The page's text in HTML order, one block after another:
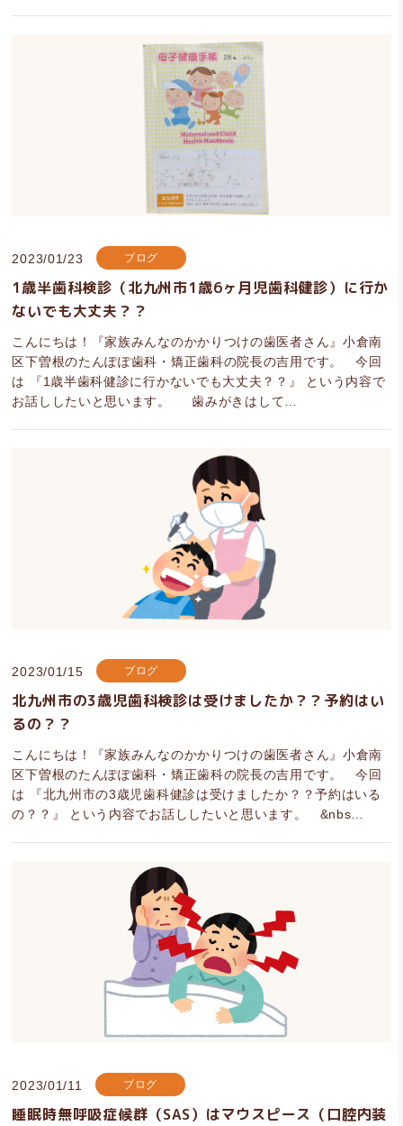
2023/01/23 ブログ
1歳半歯科検診（北九州市1歳6ヶ月児歯科健診）に行か
ないでも大丈夫？？
こんにちは！『家族みんなのかかりつけの歯医者さん』小倉南
区下曽根のたんぽぽ歯科・矯正歯科の院長の吉用です。 今回
は 『1歳半歯科健診に行かないでも大丈夫？？』 という内容で
お話ししたいと思います。 歯みがきはして…
2023/01/15 ブログ
北九州市の3歳児歯科検診は受けましたか？？予約はい
るの？？
こんにちは！『家族みんなのかかりつけの歯医者さん』小倉南
区下曽根のたんぽぽ歯科・矯正歯科の院長の吉用です。 今回
は 『北九州市の3歳児歯科健診は受けましたか？？予約はいる
の？？』 という内容でお話ししたいと思います。 &nbs…
2023/01/11 ブログ
睡眠時無呼吸症候群（SAS）はマウスピース（口腔内装